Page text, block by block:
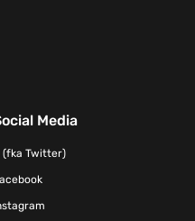
Media
(fka Twitter)